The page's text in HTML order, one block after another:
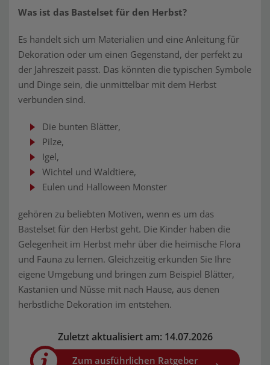
Was ist das Bastelset für den Herbst?
Es handelt sich um Materialien und eine Anleitung für
Dekoration oder um einen Gegenstand, der perfekt zu
der Jahreszeit passt. Das könnten die typischen Symbole
und Dinge sein, die unmittelbar mit dem Herbst
verbunden sind.
Die bunten Blätter,
Pilze,
Igel,
Wichtel und Waldtiere,
Eulen und Halloween Monster
gehören zu beliebten Motiven, wenn es um das
Bastelset für den Herbst geht. Die Kinder haben die
Gelegenheit im Herbst mehr über die heimische Flora
und Fauna zu lernen. Gleichzeitig erkunden Sie Ihre
eigene Umgebung und bringen zum Beispiel Blätter,
Kastanien und Nüsse mit nach Hause, aus denen
herbstliche Dekoration im entstehen.
Zuletzt aktualisiert am: 14.07.2026
Zum ausführlichen Ratgeber